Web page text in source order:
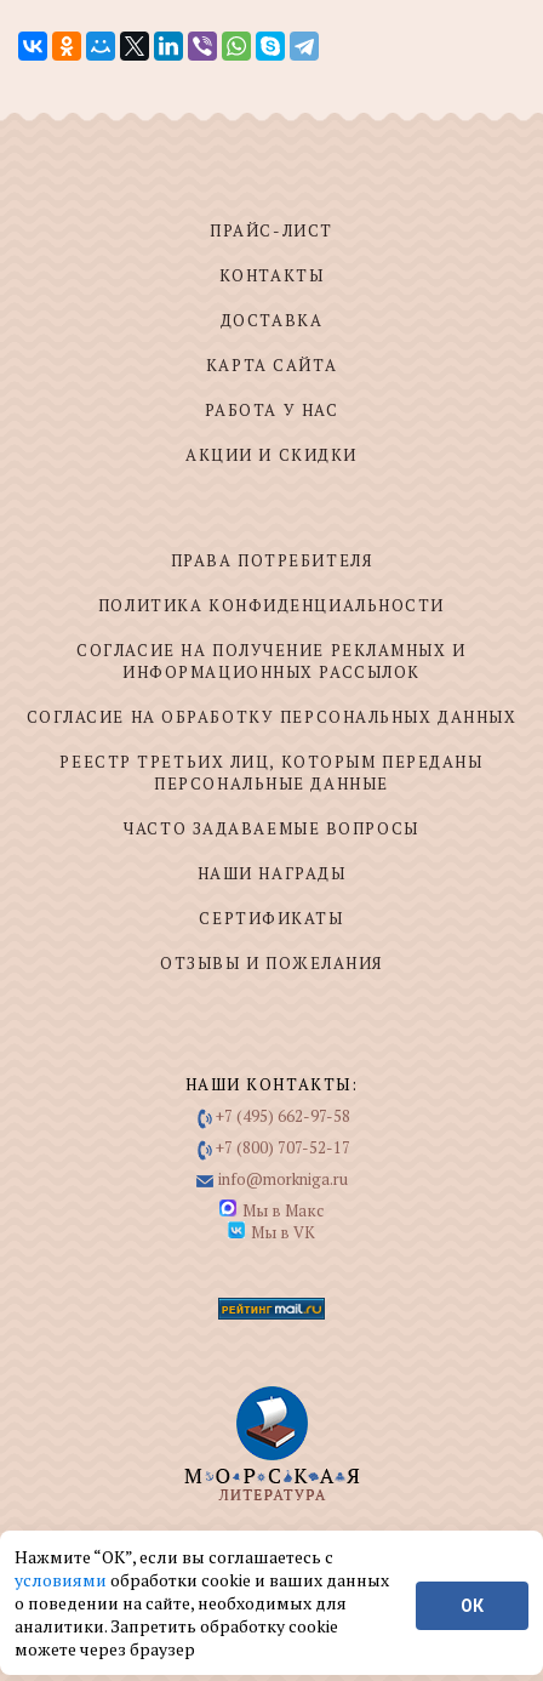
ПРАЙС-ЛИСТ
КОНТАКТЫ
ДОСТАВКА
КАРТА САЙТА
РАБОТА У НАС
АКЦИИ И СКИДКИ
ПРАВА ПОТРЕБИТЕЛЯ
ПОЛИТИКА КОНФИДЕНЦИАЛЬНОСТИ
СОГЛАСИЕ НА ПОЛУЧЕНИЕ РЕКЛАМНЫХ И
ИНФОРМАЦИОННЫХ РАССЫЛОК
СОГЛАСИЕ НА ОБРАБОТКУ ПЕРСОНАЛЬНЫХ ДАННЫХ
РЕЕСТР ТРЕТЬИХ ЛИЦ, КОТОРЫМ ПЕРЕДАНЫ
ПЕРСОНАЛЬНЫЕ ДАННЫЕ
ЧАСТО ЗАДАВАЕМЫЕ ВОПРОСЫ
НАШИ НАГРАДЫ
СЕРТИФИКАТЫ
ОТЗЫВЫ И ПОЖЕЛАНИЯ
НАШИ КОНТАКТЫ:
+7 (495) 662-97-58
+7 (800) 707-52-17
info@morkniga.ru
Мы в Макс
Мы в VK
ООО "МОРКНИГА" занимается изданием и
реализацией книг на морскую тематику.
© ООО "МОРКНИГА", 2004 — 2026 г.
Нажмите “ОК”, если вы соглашаетесь с
условиями обработки cookie и ваших данных
о поведении на сайте, необходимых для
аналитики. Запретить обработку cookie
можете через браузер
ОК